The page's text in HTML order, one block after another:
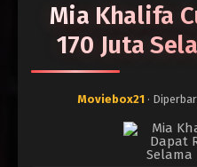
Mia Khalifa
170 Juta
Moviebox21·